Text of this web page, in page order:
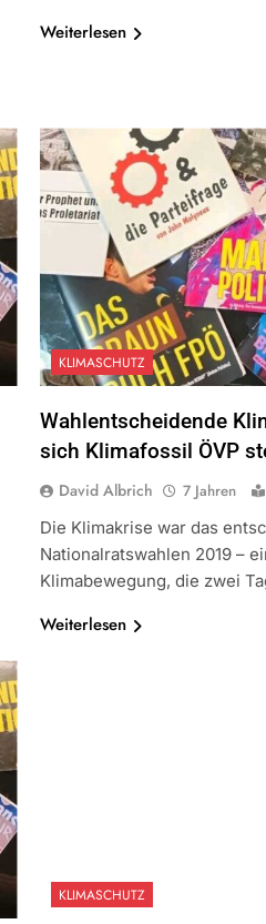
Weiterlesen
KLIMASCHUTZ
Wahlentscheidende
sich Klimafossil ÖVP
David Albrich 7 Jahren
Die Klimakrise war das
Nationalratswahlen 2019 –
Klimabewegung, die zwei
Weiterlesen
KLIMASCHUTZ